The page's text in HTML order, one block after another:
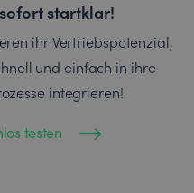
startklar!
ihr Vertriebspotenzial,
und einfach in ihre
integrieren!
testen